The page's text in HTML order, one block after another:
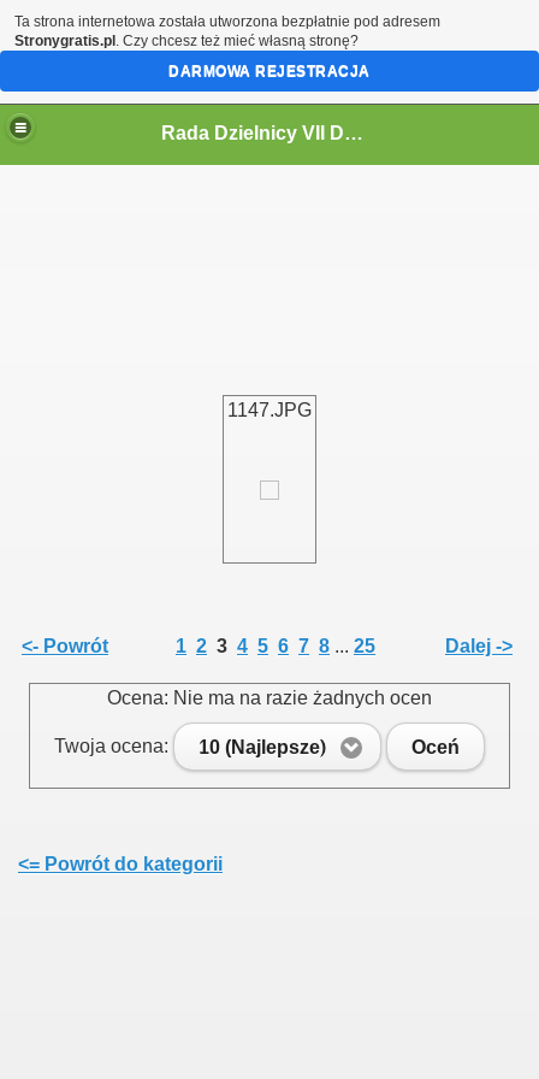
Rada Dzielnicy VII Dwór
1147.JPG
<- Powrót 1 2 3 4 5 6 7 8 ... 25 Dalej ->
Ocena: Nie ma na razie żadnych ocen
Twoja ocena: 10 (Najlepsze) Oceń
<= Powrót do kategorii
Ta strona internetowa została utworzona bezpłatnie pod adresem
Stronygratis.pl . Czy chcesz też mieć własną stronę?
DARMOWA REJESTRACJA